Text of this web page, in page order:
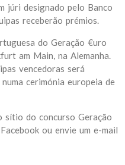
júri designado pelo Banco
receberão prémios.
do Geração €uro
am Main, na Alemanha.
vencedoras será
cerimónia europeia de
sítio do concurso Geração
ou envie um e-mail